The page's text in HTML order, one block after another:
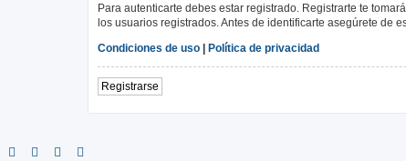
Para autenticarte debes estar registrado. Registrarte te
los usuarios registrados. Antes de identificarte asegúrete de
Condiciones de uso | Política de privacidad
Registrarse